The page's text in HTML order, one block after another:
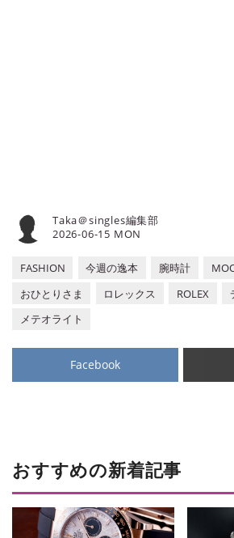
2026-06-15 MON
Taka＠singles編集部
FASHION 今週の逸本 腕時計
おひとりさま
ロレックス ROLEX
メテオライト
Facebook
おすすめの新着記事